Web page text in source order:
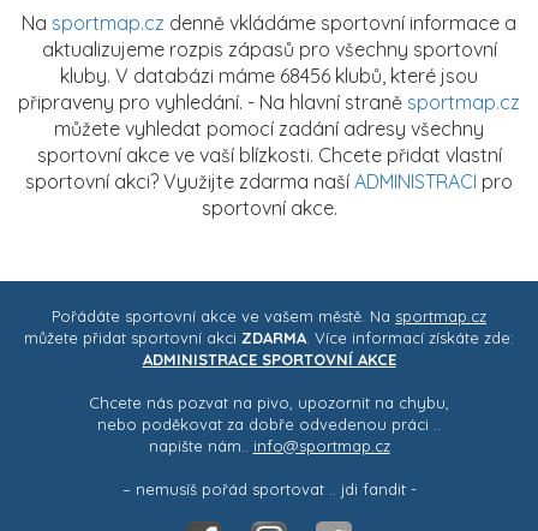
Na sportmap.cz denně vkládáme sportovní informace a
aktualizujeme rozpis zápasů pro všechny sportovní
kluby. V databázi máme 68456 klubů, které jsou
připraveny pro vyhledání. - Na hlavní straně sportmap.cz
můžete vyhledat pomocí zadání adresy všechny
sportovní akce ve vaší blízkosti. Chcete přidat vlastní
sportovní akci? Využijte zdarma naší ADMINISTRACI pro
sportovní akce.
Pořádáte sportovní akce ve vašem městě. Na sportmap.cz
můžete přidat sportovní akci ZDARMA . Více informací získáte zde:
ADMINISTRACE SPORTOVNÍ AKCE
Chcete nás pozvat na pivo, upozornit na chybu,
nebo poděkovat za dobře odvedenou práci ..
napište nám.. info@sportmap.cz
– nemusíš pořád sportovat .. jdi fandit -